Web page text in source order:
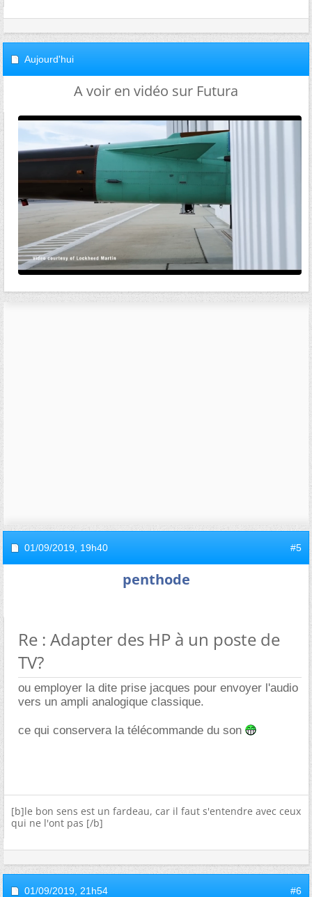
Aujourd'hui
A voir en vidéo sur Futura
01/09/2019, 19h40 #5
penthode
Re : Adapter des HP à un poste de
TV?
ou employer la dite prise jacques pour envoyer l'audio
vers un ampli analogique classique.
ce qui conservera la télécommande du son
[b]le bon sens est un fardeau, car il faut s'entendre avec ceux
qui ne l'ont pas [/b]
01/09/2019, 21h54 #6